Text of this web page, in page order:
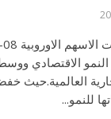
الاقتصادي
العالمية.حيث
للنمو...